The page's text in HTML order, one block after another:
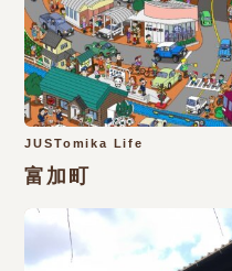
JUSTomika Life
富加町